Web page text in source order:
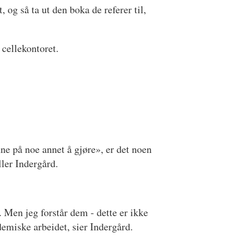
og så ta ut den boka de referer til,
på noe annet å gjøre», er det noen
Indergård.
jeg forstår dem - dette er ikke
arbeidet, sier Indergård.